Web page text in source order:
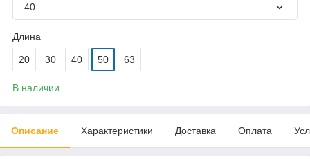
40
Длина
20 30 40 50 63
В наличии
Описание Характеристики Доставка Оплата